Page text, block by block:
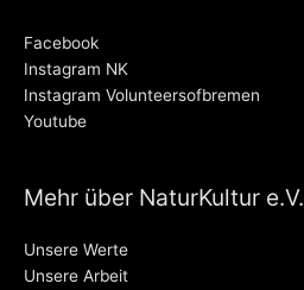
Facebook
Instagram NK
Instagram Volunteersofbremen
Youtube
Mehr über NaturKultur e.V.
Unsere Werte
Unsere Arbeit